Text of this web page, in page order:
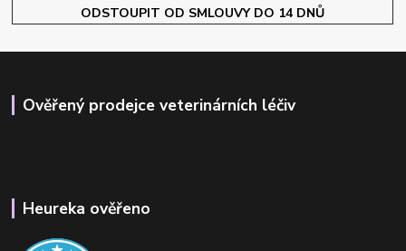
ODSTOUPIT OD SMLOUVY DO 14 DNŮ
Ověřený prodejce veterinárních léčiv
Heureka ověřeno